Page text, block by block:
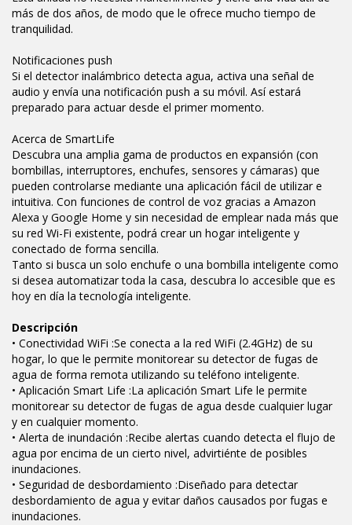
más de dos años, de modo que le ofrece mucho tiempo de
tranquilidad.
Notificaciones push
Si el detector inalámbrico detecta agua, activa una señal de
audio y envía una notificación push a su móvil. Así estará
preparado para actuar desde el primer momento.
Acerca de SmartLife
Descubra una amplia gama de productos en expansión (con
bombillas, interruptores, enchufes, sensores y cámaras) que
pueden controlarse mediante una aplicación fácil de utilizar e
intuitiva. Con funciones de control de voz gracias a Amazon
Alexa y Google Home y sin necesidad de emplear nada más que
su red Wi-Fi existente, podrá crear un hogar inteligente y
conectado de forma sencilla.
Tanto si busca un solo enchufe o una bombilla inteligente como
si desea automatizar toda la casa, descubra lo accesible que es
hoy en día la tecnología inteligente.
Descripción
• Conectividad WiFi :Se conecta a la red WiFi (2.4GHz) de su
hogar, lo que le permite monitorear su detector de fugas de
agua de forma remota utilizando su teléfono inteligente.
• Aplicación Smart Life :La aplicación Smart Life le permite
monitorear su detector de fugas de agua desde cualquier lugar
y en cualquier momento.
• Alerta de inundación :Recibe alertas cuando detecta el flujo de
agua por encima de un cierto nivel, advirtiénte de posibles
inundaciones.
• Seguridad de desbordamiento :Diseñado para detectar
desbordamiento de agua y evitar daños causados por fugas e
inundaciones.